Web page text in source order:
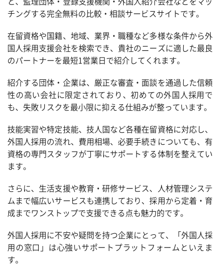
チングする完全無料の比較・相談サービスサイトです。
在留資格や国籍、地域、業界・職種など多様な条件から外
国人採用支援会社を検索でき、貴社のニーズに適した最良
のパートナーを最短1営業日で紹介してくれます。
紹介する団体・企業は、厳正な審査・面談を通過した信頼
性の高い会社に限定されており、初めての外国人採用で
も、失敗リスクを最小限に抑える仕組みが整っています。
技能実習や特定技能、技人国など各種在留資格に対応し、
外国人採用の流れ、費用相場、必要手続きについても、有
資格の専門スタッフが丁寧にサポートする体制を整えてい
ます。
さらに、生活支援や教育・研修サービス、人材管理システ
ムまで幅広いサービスも連携しており、採用から定着・育
成までワンストップで支援できる点も魅力的です。
外国人採用に不安や疑問を持つ企業にとって、「外国人採
用の窓口」は心強いサポートプラットフォームといえま
す。